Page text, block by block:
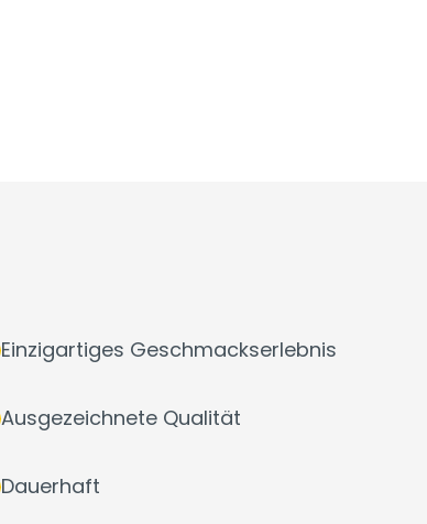
Einzigartiges Geschmackserlebnis
Ausgezeichnete Qualität
Dauerhaft